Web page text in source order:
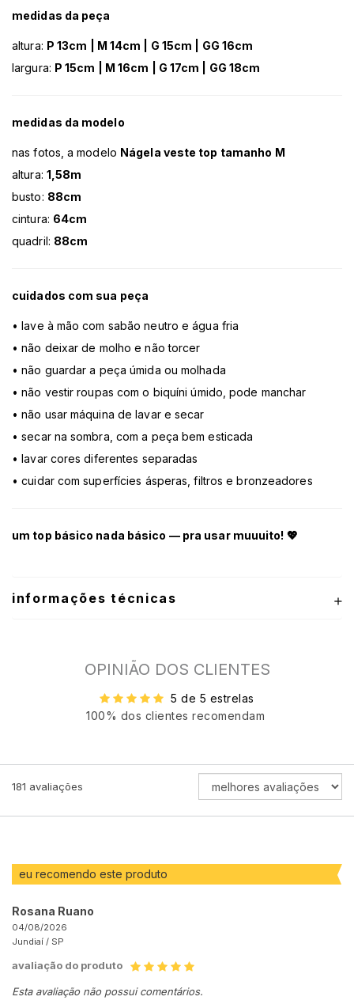
medidas da peça
altura: P 13cm | M 14cm | G 15cm | GG 16cm
largura: P 15cm | M 16cm | G 17cm | GG 18cm
medidas da modelo
nas fotos, a modelo Nágela veste top tamanho M
altura: 1,58m
busto: 88cm
cintura: 64cm
quadril: 88cm
cuidados com sua peça
• lave à mão com sabão neutro e água fria
• não deixar de molho e não torcer
• não guardar a peça úmida ou molhada
• não vestir roupas com o biquíni úmido, pode manchar
• não usar máquina de lavar e secar
• secar na sombra, com a peça bem esticada
• lavar cores diferentes separadas
• cuidar com superfícies ásperas, filtros e bronzeadores
um top básico nada básico — pra usar muuuito! 💖
informações técnicas
OPINIÃO DOS CLIENTES
5 de 5 estrelas
100% dos clientes recomendam
181 avaliações
ORDENAR
eu recomendo este produto
Rosana Ruano
04/08/2026
Jundiaí / SP
avaliação do produto
Esta avaliação não possui comentários.